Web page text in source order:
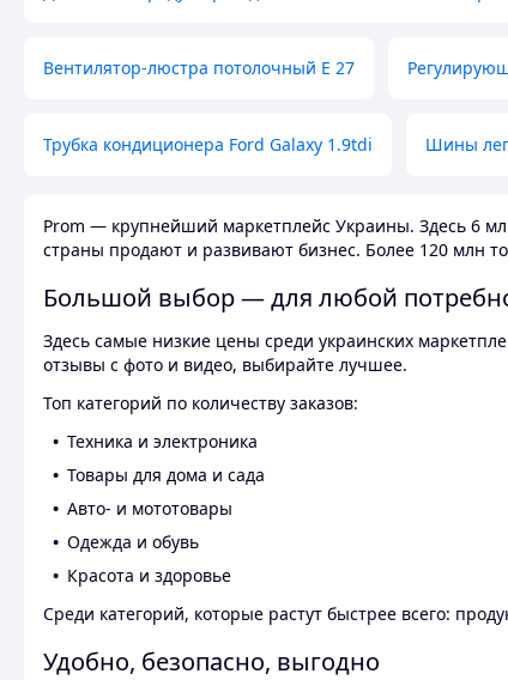
Вентилятор-люстра потолочный E 27
Трубка кондиционера Ford Galaxy 1.9tdi Шины
Prom — крупнейший маркетплейс Украины. Здесь 6
страны продают и развивают бизнес. Более 120 млн
Большой выбор — для любой
Здесь самые низкие цены среди украинских
отзывы с фото и видео, выбирайте лучшее.
Топ категорий по количеству заказов:
Техника и электроника
Товары для дома и сада
Авто- и мототовары
Одежда и обувь
Красота и здоровье
Среди категорий, которые растут быстрее всего:
Удобно, безопасно, выгодно